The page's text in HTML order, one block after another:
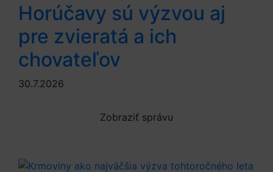
Horúčavy sú výzvou aj
pre zvieratá a ich
chovateľov
30.7.2026
Zobraziť správu